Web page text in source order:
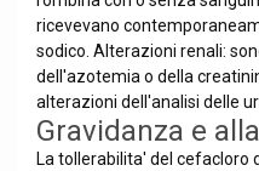
ricevevano
sodico. Alterazioni renali:
dell'azotemia o della
alterazioni dell'analisi delle
Gravidanza e
La tollerabilita' del cefacloro